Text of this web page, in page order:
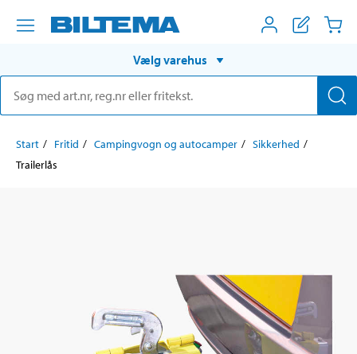
Vælg varehus
Start Fritid Campingvogn og autocamper
Sikkerhed
Trailerlås